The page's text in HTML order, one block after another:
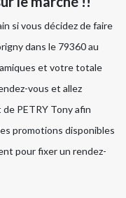
si vous décidez de faire
dans le 79360 au
et votre totale
vous et allez
PETRY Tony afin
promotions disponibles
pour fixer un rendez-